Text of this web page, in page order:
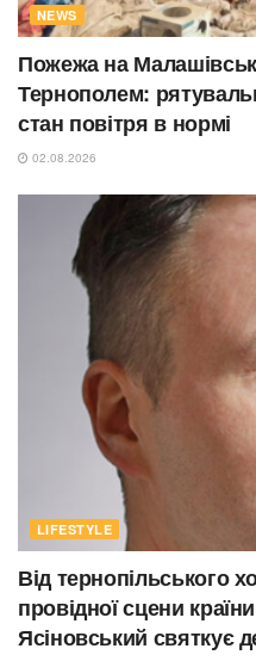
NEWS
Пожежа на
Тернополем:
стан повітря в нормі
02.08.2026
LIFESTYLE
Від тернопільського
провідної сцени
Ясіновський святкує